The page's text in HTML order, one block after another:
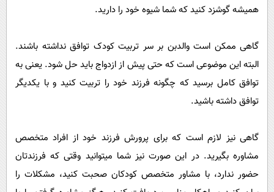
همیشه گوشزد کنید که شما شیوه خود را دارید.
گاهی ممکن است والدبن بر سر تربیت کودک توافق نداشته باشند.
البته این موضوعی است که حتی پیش از ازدواج باید حل شود. یعنی به
توافق کامل برسید که چگونه فرزند خود را تربیت کنید و با یکدیگر
توافق داشته باشید.
گاهی نیز لازم است که برای پرورش فرزند خود از افراد متخصص
مشاوره بگیرید. در این صورت نیز شما می­توانید وقتی که فرزندتان
حضور ندارد، با مشاور متخصص کودکان صحبت کنید، مشکلات را